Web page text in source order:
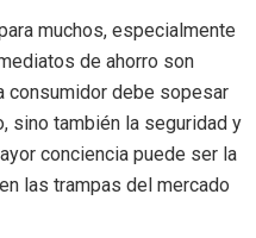
muchos, especialmente
de ahorro son
consumidor debe sopesar
sino también la seguridad y
conciencia puede ser la
las trampas del mercado